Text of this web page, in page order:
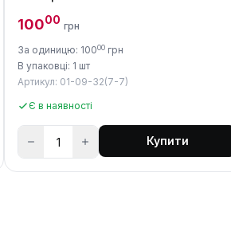
10000 грн
За одиницю: 10000 грн
В упаковці: 1 шт
Артикул: 01-09-32(7-7)
Є в наявності
Купити